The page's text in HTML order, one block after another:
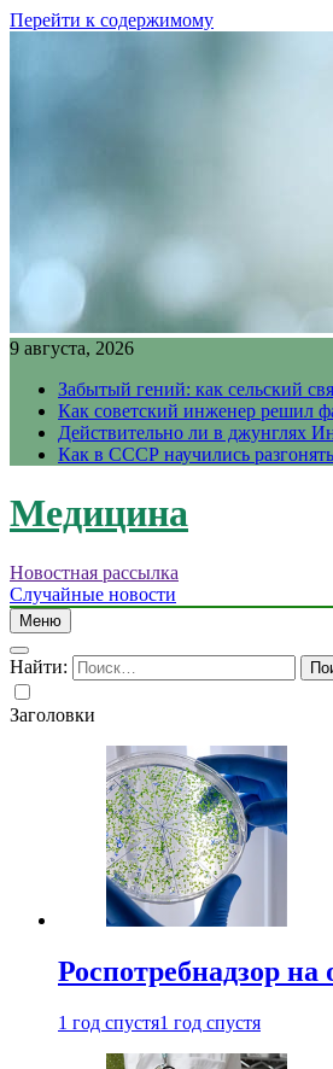
Перейти к содержимому
9 августа, 2026
Забытый гений: как сельский
Как советский инженер решил
Действительно ли в джунглях
Как в СССР научились
Медицина
Новостная рассылка
Случайные новости
Меню
Найти:
Заголовки
Роспотребнадзор
1 год спустя1 год спустя